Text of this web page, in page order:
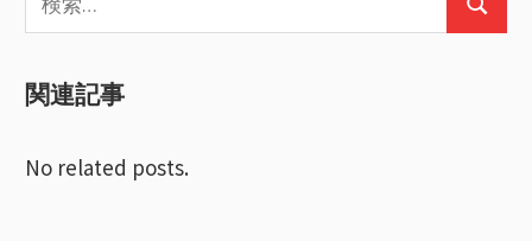
ー
ョ
ン
索:
検
関連記事
No related posts.